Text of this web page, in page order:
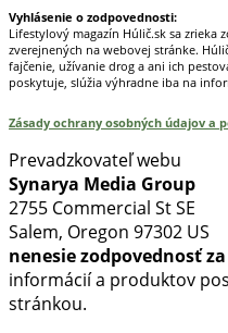
Vyhlásenie o zodpovednosti:
Lifestylový magazín Húlič.sk sa
zverejnených na webovej stránke.
fajčenie, užívanie drog a ani ich
poskytuje, slúžia výhradne iba na
Zásady ochrany osobných údajov a
Prevadzkovateľ webu
Synarya Media Group
2755 Commercial St SE
Salem, Oregon 97302 US
nenesie zodpovednosť
informácií a produktov
stránkou.